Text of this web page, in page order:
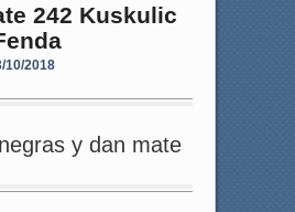
242 Kuskulic
10/2018
y dan mate